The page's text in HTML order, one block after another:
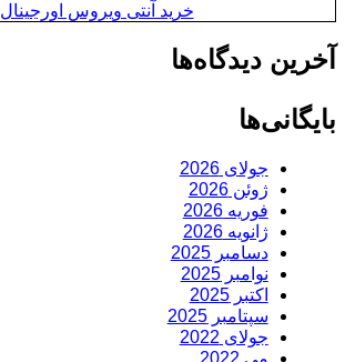
خرید آنتی ویروس اورجینال
آخرین دیدگاه‌ها
بایگانی‌ها
جولای 2026
ژوئن 2026
فوریه 2026
ژانویه 2026
دسامبر 2025
نوامبر 2025
اکتبر 2025
سپتامبر 2025
جولای 2022
می 2022